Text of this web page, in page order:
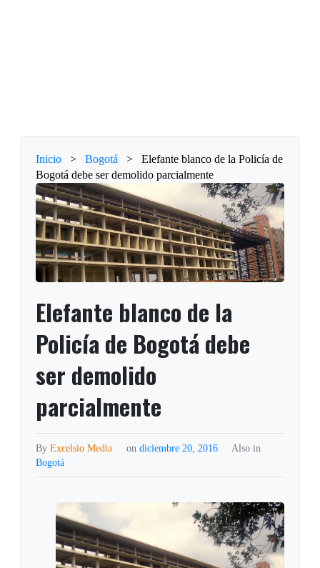
Inicio > Bogotá >
Elefante blanco de la Policía de
Bogotá debe ser demolido parcialmente
Elefante blanco de la
Policía de Bogotá debe
ser demolido
parcialmente
ByExcelsio Media on diciembre 20, 2016
Also in
Bogotá